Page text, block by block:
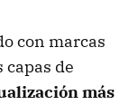
con marcas
capas de
más